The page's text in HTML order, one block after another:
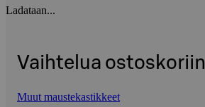
Ladataan...
Vaihtelua ostoskoriin
Muut maustekastikkeet